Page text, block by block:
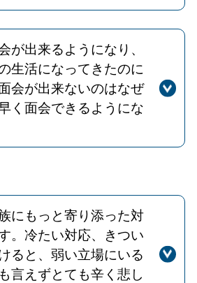
言葉ありがとうございます。
も少しでも不安が軽減され、
採血が受けられるよう患者さ
添った対応を行っていきたい
す。
が出来るようになり、
生活になってきたのに
会が出来ないのはなぜ
く面会できるようにな
拡大防止のため、医療者側か
或いは許可した場合に面会可
おります。柔軟に対応してお
で病棟スタッフにご確認くだ
理解とご協力をお願いいたし
にもっと寄り添った対
。冷たい対応、きつい
ると、弱い立場にいる
言えずとても辛く悲し